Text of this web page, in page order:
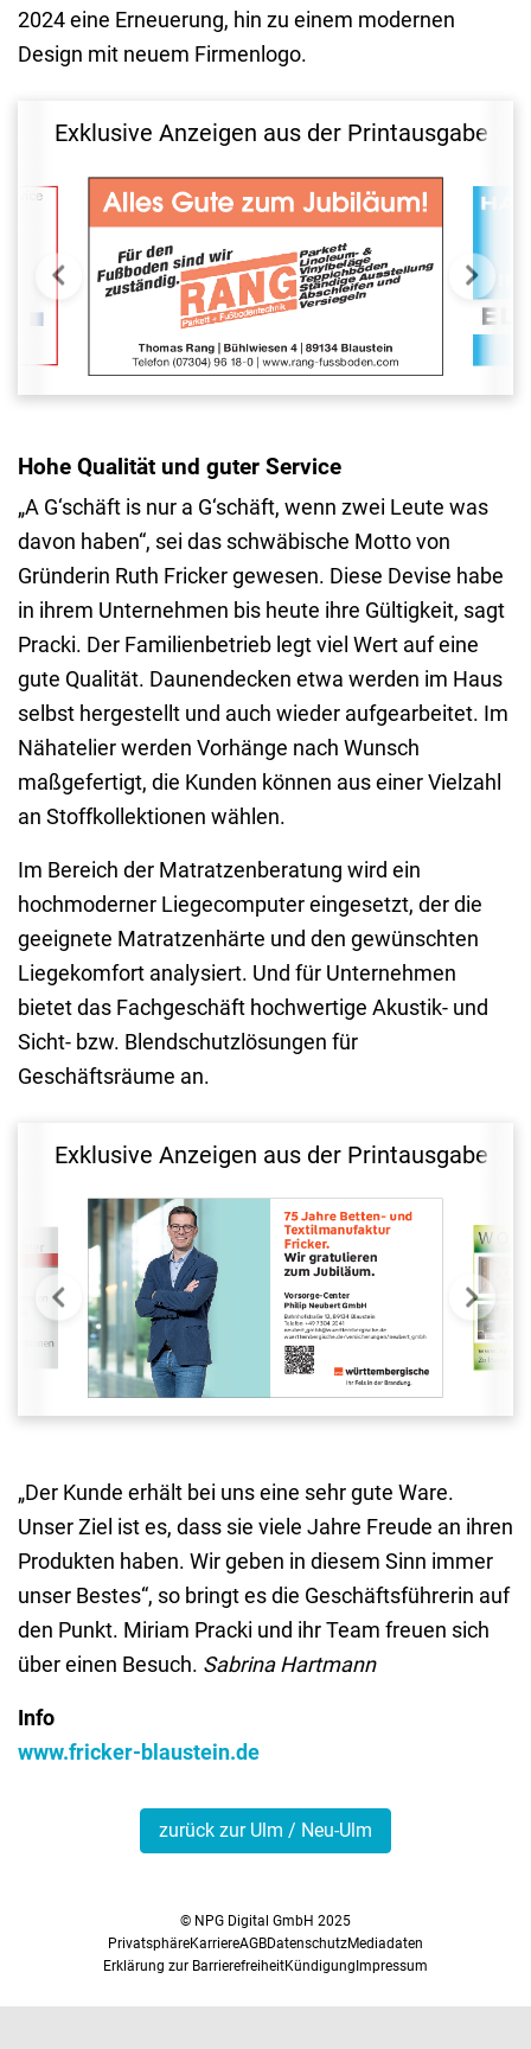
2024 eine Erneuerung, hin zu einem modernen
Design mit neuem Firmenlogo.
Exklusive Anzeigen aus der Printausgabe
Hohe Qualität und guter Service
„A G‘schäft is nur a G‘schäft, wenn zwei Leute was
davon haben“, sei das schwäbische Motto von
Gründerin Ruth Fricker gewesen. Diese Devise habe
in ihrem Unternehmen bis heute ihre Gültigkeit, sagt
Pracki. Der Familienbetrieb legt viel Wert auf eine
gute Qualität. Daunendecken etwa werden im Haus
selbst hergestellt und auch wieder aufgearbeitet. Im
Nähatelier werden Vorhänge nach Wunsch
maßgefertigt, die Kunden können aus einer Vielzahl
an Stoffkollektionen wählen.
Im Bereich der Matratzenberatung wird ein
hochmoderner Liegecomputer eingesetzt, der die
geeignete Matratzenhärte und den gewünschten
Liegekomfort analysiert. Und für Unternehmen
bietet das Fachgeschäft hochwertige Akustik- und
Sicht- bzw. Blendschutzlösungen für
Geschäftsräume an.
Exklusive Anzeigen aus der Printausgabe
„Der Kunde erhält bei uns eine sehr gute Ware.
Unser Ziel ist es, dass sie viele Jahre Freude an ihren
Produkten haben. Wir geben in diesem Sinn immer
unser Bestes“, so bringt es die Geschäftsführerin auf
den Punkt. Miriam Pracki und ihr Team freuen sich
über einen Besuch. Sabrina Hartmann
Info
www.fricker-blaustein.de
zurück zur Ulm / Neu-Ulm
© NPG Digital GmbH 2025
PrivatsphäreKarriereAGBDatenschutzMediadaten
Erklärung zur BarrierefreiheitKündigungImpressum